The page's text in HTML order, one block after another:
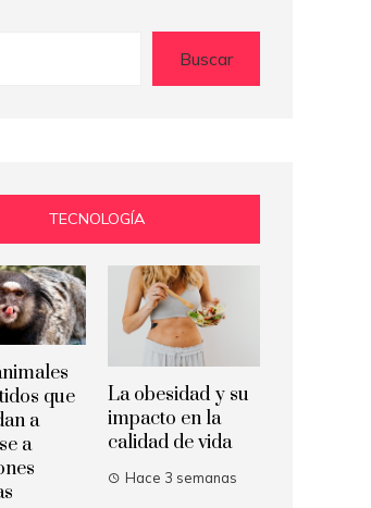
Buscar
TECNOLOGÍA
que
a
a
La obesidad y su
impacto en la
calidad de vida
Hace 3 semanas